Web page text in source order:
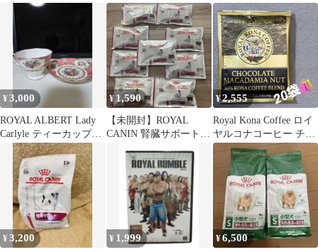
ーン M
タルグラス 6客セット
タンブラー
¥3,000
ROYAL ALBERT Lady
Carlyle ティーカップ＆
ソーサー
¥ 1,590
【未開封】ROYAL
CANIN 腎臓サポート
¥2,555
Royal Kona Coffee ロイ
ヤルコナコーヒー チョ
コ ♯19
¥3,200 ¥ 1,999 ¥6,500